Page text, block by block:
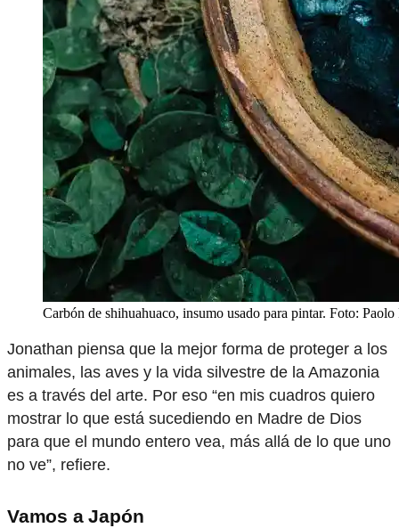
Carbón de shihuahuaco, insumo usado para pintar. Foto: Paolo
Jonathan piensa que la mejor forma de proteger a los
animales, las aves y la vida silvestre de la Amazonia
es a través del arte. Por eso “en mis cuadros quiero
mostrar lo que está sucediendo en Madre de Dios
para que el mundo entero vea, más allá de lo que uno
no ve”, refiere.
Vamos a Japón